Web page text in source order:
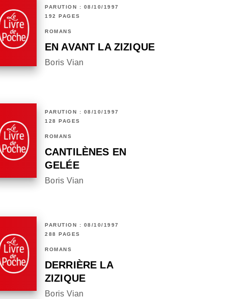
PARUTION : 08/10/1997
192 PAGES
ROMANS
EN AVANT LA ZIZIQUE
Boris Vian
PARUTION : 08/10/1997
128 PAGES
ROMANS
CANTILÈNES EN
GELÉE
Boris Vian
PARUTION : 08/10/1997
288 PAGES
ROMANS
DERRIÈRE LA
ZIZIQUE
Boris Vian